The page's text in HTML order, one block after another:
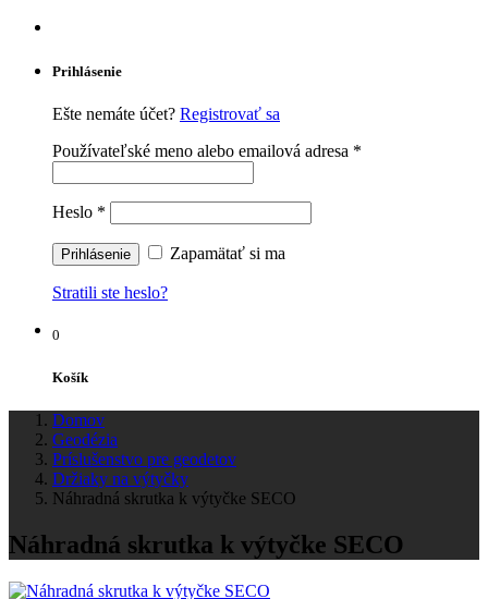
Prihlásenie
Ešte nemáte účet? Registrovať sa
Používateľské meno alebo emailová adresa *
Heslo *
Zapamätať si ma
Stratili ste heslo?
0
Košík
Domov
Geodézia
Príslušenstvo pre geodetov
Držiaky na výtyčky
Náhradná skrutka k výtyčke SECO
Náhradná skrutka k výtyčke SECO